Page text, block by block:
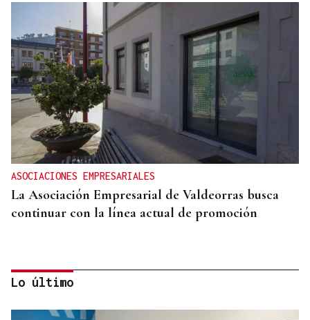
ASOCIACIONES EMPRESARIALES
La Asociación Empresarial de Valdeorras busca
continuar con la línea actual de promoción
Lo último